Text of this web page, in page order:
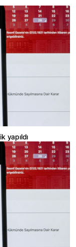
yapıldı